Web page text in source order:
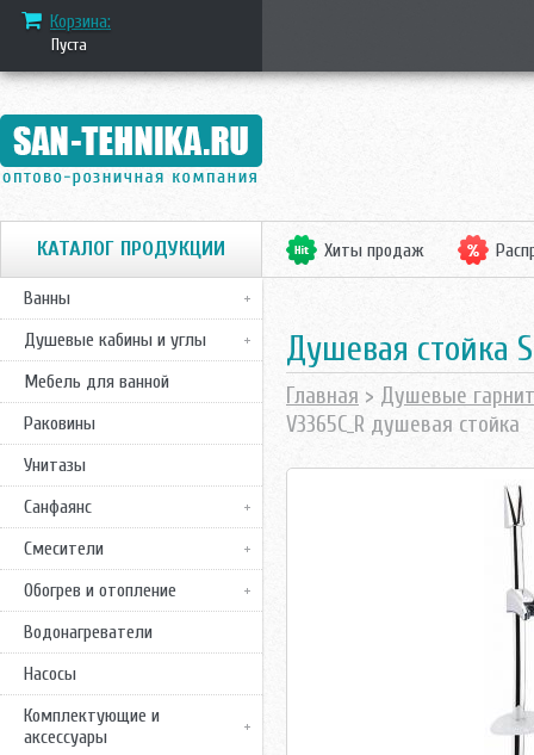
Корзина:
Пуста
КАТАЛОГ ПРОДУКЦИИ
Ванны
Душевые кабины и углы
Мебель для ванной
Раковины
Унитазы
Санфаянс
Смесители
Обогрев и отопление
Водонагреватели
Насосы
Комплектующие и
аксессуары
Хиты продаж
Душевая стойка
Главная > Душевые
V3365C_R душевая стойка